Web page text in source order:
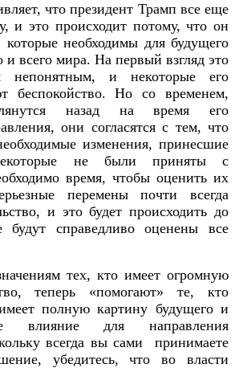
что президент Трамп все еще
и это происходит потому, что он
которые необходимы для будущего
всего мира. На первый взгляд это
непонятным, и некоторые его
беспокойство. Но со временем,
назад на время его
они согласятся с тем, что
изменения, принесшие
не были приняты с
время, чтобы оценить их
перемены почти всегда
и это будет происходить до
справедливо оценены все
тех, кто имеет огромную
теперь «помогают» те, кто
полную картину будущего и
влияние для направления
всегда вы сами принимаете
убедитесь, что во власти